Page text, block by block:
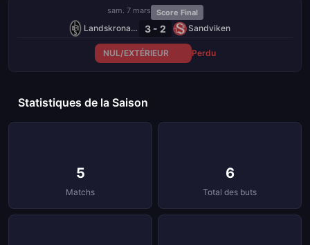
sam. 7 mars Score Final
Landskrona BoIS 3 - 2 Sandviken
NUL/EXTÉRIEUR Perdu
Statistiques de la Saison
5
Matchs
6
Total des buts